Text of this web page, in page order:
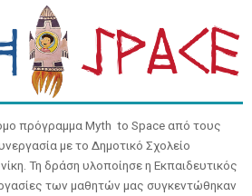
πρόγραμμα Myth to Space από τους
με το Δημοτικό Σχολείο
Τη δράση υλοποίησε η Εκπαιδευτικός
των μαθητών μας συγκεντώθηκαν